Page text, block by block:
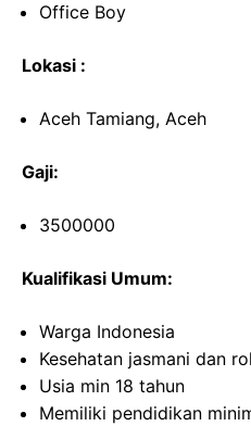
Office Boy
Lokasi :
Aceh Tamiang, Aceh
Gaji:
3500000
Kualifikasi Umum:
Warga Indonesia
Kesehatan jasmani dan
Usia min 18 tahun
Memiliki pendidikan